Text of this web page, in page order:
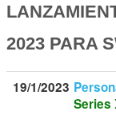
2023 PARA
19/1/2023
Series